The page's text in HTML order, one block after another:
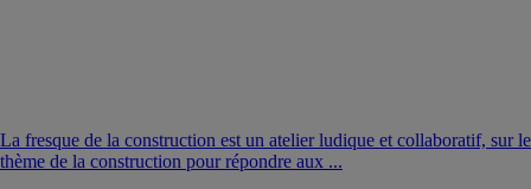
La fresque de la construction est un atelier ludique et collaboratif, sur le
thème de la construction pour répondre aux ...